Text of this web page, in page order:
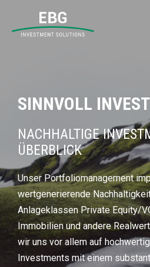
SINNVOLL
NACHHALTIGE
ÜBERBLICK
Unser Portfoliomanagement
wertgenerierende
Anlageklassen Private Equity/
Immobilien und andere
wir uns vor allem auf
Investments mit einem